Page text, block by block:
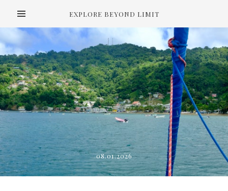
EXPLORE BEYOND LIMIT
08.01.2026